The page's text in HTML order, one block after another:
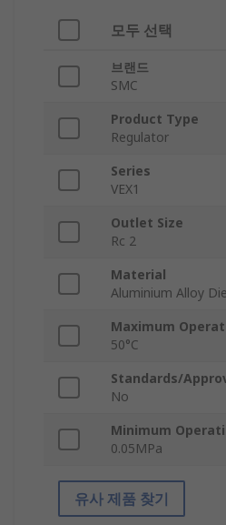
모두 선택
브랜드
SMC
Product Type
Regulator
Series
VEX1
Outlet Size
Rc 2
Material
Aluminium Alloy
Maximum
50°C
Standards/
No
Minimum
0.05MPa
유사 제품 찾기